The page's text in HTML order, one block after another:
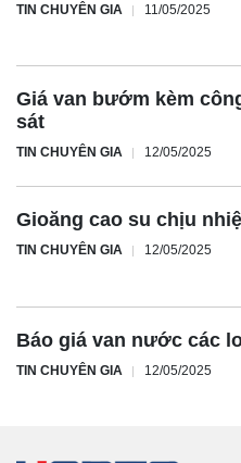
TIN CHUYÊN GIA 11/05/2025
Giá van bướm kèm
sát
TIN CHUYÊN GIA 12/05/2025
Gioăng cao su chịu
TIN CHUYÊN GIA 12/05/2025
Báo giá van nước các
TIN CHUYÊN GIA 12/05/2025